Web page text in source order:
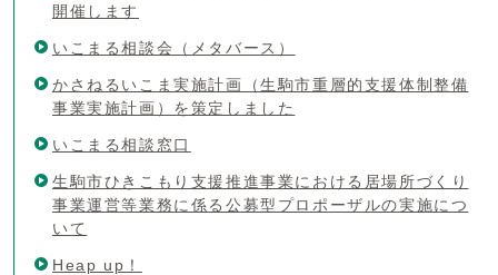
開催します
いこまる相談会（メタバース）
かさねるいこま実施計画（生駒市重層的支援体制整備
事業実施計画）を策定しました
いこまる相談窓口
生駒市ひきこもり支援推進事業における居場所づくり
事業運営等業務に係る公募型プロポーザルの実施につ
いて
Heap up！